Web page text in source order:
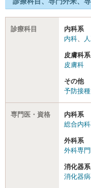
診療科目
内科系
内科
皮膚科系
皮膚科
その他
予防接種
専門医・資格
内科系
総合内
外科系
外科専
消化器系
消化器